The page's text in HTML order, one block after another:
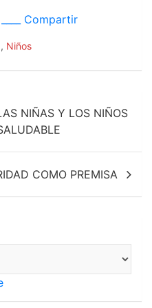
____ Compartir
, Niños
NIÑAS Y LOS NIÑOS
COMO PREMISA